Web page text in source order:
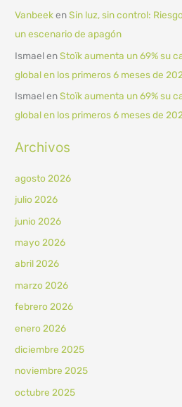
VanbeekenSin luz, sin control:
un escenario de apagón
IsmaelenStoïk aumenta un 69% su
global en los primeros 6 meses de
IsmaelenStoïk aumenta un 69% su
global en los primeros 6 meses de
Archivos
agosto 2026
julio 2026
junio 2026
mayo 2026
abril 2026
marzo 2026
febrero 2026
enero 2026
diciembre 2025
noviembre 2025
octubre 2025